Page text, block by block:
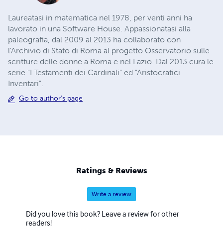
Laureatasi in matematica nel 1978, per venti anni ha
lavorato in una Software House. Appassionatasi alla
paleografia, dal 2009 al 2013 ha collaborato con
l'Archivio di Stato di Roma al progetto Osservatorio sulle
scritture delle donne a Roma e nel Lazio. Dal 2013 cura le
serie "I Testamenti dei Cardinali" ed "Aristocratici
Inventari".
Go to author's page
Ratings & Reviews
Write a review
Did you love this book? Leave a review for other
readers!